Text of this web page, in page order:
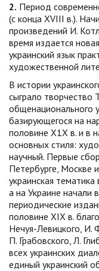
2. Период
(с конца XVIII в.).
произведений И.
время издается
украинский язык
художественной
В истории
сыграло творчество
общенационального
базирующегося на
половине Х1Х в. и в
основных стиля:
научный. Первые
Петербурге, Москве
украинская
а на Украине начали
периодические
половине ХIХ в.
Нечуя-Левицкого, И.
П. Грабовского, Л.
всех украинских
единый украинский